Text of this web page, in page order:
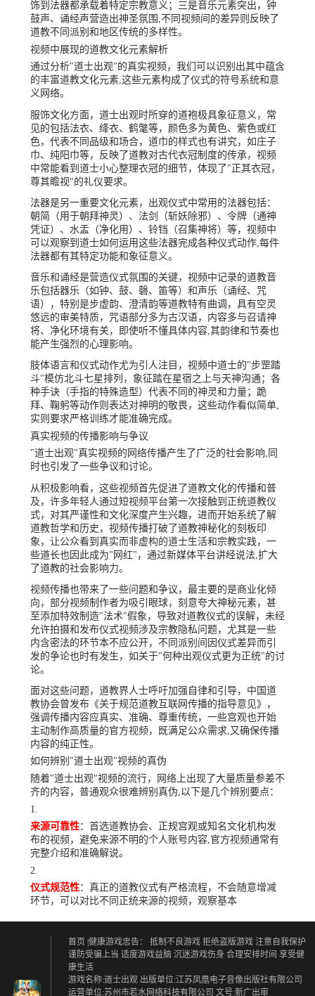
饰到法器都承载着特定宗教意义；三是音乐元素突出，钟
鼓声、诵经声营造出神圣氛围,不同视频间的差异则反映了
道教不同派别和地区传统的多样性。
视频中展现的道教文化元素解析
通过分析"道士出观"的真实视频，我们可以识别出其中蕴含
的丰富道教文化元素,这些元素构成了仪式的符号系统和意
义网络。
服饰文化方面，道士出观时所穿的道袍极具象征意义，常
见的包括法衣、绛衣、鹤氅等，颜色多为黄色、紫色或红
色，代表不同品级和场合，道巾的样式也有讲究，如庄子
巾、纯阳巾等，反映了道教对古代衣冠制度的传承，视频
中常能看到道士小心整理衣冠的细节，体现了"正其衣冠，
尊其瞻视"的礼仪要求。
法器是另一重要文化元素，出观仪式中常用的法器包括：
朝简（用于朝拜神灵）、法剑（斩妖除邪）、令牌（通神
凭证）、水盂（净化用）、铃铛（召集神将）等，视频中
可以观察到道士如何运用这些法器完成各种仪式动作,每件
法器都有其特定功能和象征意义。
音乐和诵经是营造仪式氛围的关键，视频中记录的道教音
乐包括器乐（如钟、鼓、磬、笛等）和声乐（诵经、咒
语），特别是步虚韵、澄清韵等道教特有曲调，具有空灵
悠远的审美特质，咒语部分多为古汉语，内容多与召请神
将、净化环境有关，即使听不懂具体内容,其韵律和节奏也
能产生强烈的心理影响。
肢体语言和仪式动作尤为引人注目，视频中道士的"步罡踏
斗"模仿北斗七星排列，象征踏在星宿之上与天神沟通；各
种手诀（手指的特殊造型）代表不同的神灵和力量；跪
拜、鞠躬等动作则表达对神明的敬畏，这些动作看似简单,
实则要求严格训练才能准确完成。
真实视频的传播影响与争议
"道士出观"真实视频的网络传播产生了广泛的社会影响,同
时也引发了一些争议和讨论。
从积极影响看，这些视频首先促进了道教文化的传播和普
及，许多年轻人通过短视频平台第一次接触到正统道教仪
式，对其严谨性和文化深度产生兴趣，进而开始系统了解
道教哲学和历史，视频传播打破了道教神秘化的刻板印
象，让公众看到真实而非虚构的道士生活和宗教实践，一
些道长也因此成为"网红"，通过新媒体平台讲经说法,扩大
了道教的社会影响力。
视频传播也带来了一些问题和争议，最主要的是商业化倾
向，部分视频制作者为吸引眼球，刻意夸大神秘元素，甚
至添加特效制造"法术"假象，导致对道教仪式的误解，未经
允许拍摄和发布仪式视频涉及宗教隐私问题，尤其是一些
内含密法的环节本不应公开，不同派别间因仪式差异而引
发的争论也时有发生，如关于"何种出观仪式更为正统"的讨
论。
面对这些问题，道教界人士呼吁加强自律和引导，中国道
教协会曾发布《关于规范道教互联网传播的指导意见》，
强调传播内容应真实、准确、尊重传统，一些宫观也开始
主动制作高质量的官方视频，既满足公众需求,又确保传播
内容的纯正性。
如何辨别"道士出观"视频的真伪
随着"道士出观"视频的流行，网络上出现了大量质量参差不
齐的内容，普通观众很难辨别真伪,以下是几个辨别要点：
来源可靠性：首选道教协会、正规宫观或知名文化机构发
布的视频，避免来源不明的个人账号内容,官方视频通常有
完整介绍和准确解说。
仪式规范性：真正的道教仪式有严格流程，不会随意增减
环节，可以对比不同正统来源的视频，观察基本
首页 |健康游戏忠告： 抵制不良游戏 拒绝盗版游戏 注意自我保护
谨防受骗上当 适度游戏益脑 沉迷游戏伤身 合理安排时间 享受健
康生活
游戏名称:道士出观 出版单位:江苏凤凰电子音像出版社有限公司
运营单位:苏州市若水网络科技有限公司 文号:新广出审